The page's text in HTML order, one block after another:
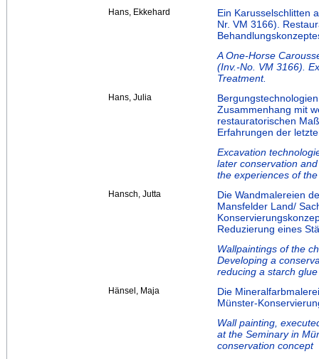
Hans, Ekkehard
Ein Karusselschlitten
Nr. VM 3166).
A One-Horse
(Inv.-No. VM 3166).
Treatment.
Hans, Julia
Zusammenhang mit
restauratorischen
Erfahrungen der
Excavation
later conservation
the experiences of
Hansch, Jutta
Die Wandmalereien
Mansfelder Land/
Reduzierung eines
Wallpaintings of the
Developing a
reducing a starch
Hänsel, Maja
Die
Münster-
Wall painting,
at the Seminary in
conservation concept